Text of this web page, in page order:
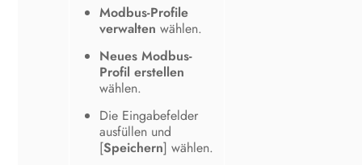
Modbus-Profile
verwalten wählen.
Neues Modbus-
Profil erstellen
wählen.
Die Eingabefelder
ausfüllen und
[Speichern] wählen.